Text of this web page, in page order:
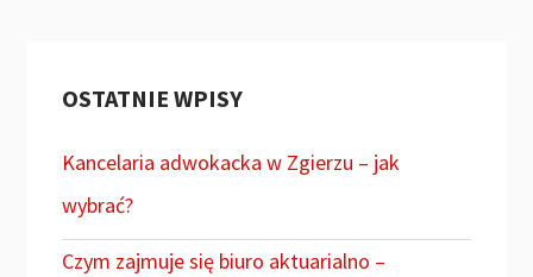
OSTATNIE WPISY
Kancelaria adwokacka w Zgierzu – jak
wybrać?
Czym zajmuje się biuro aktuarialno –